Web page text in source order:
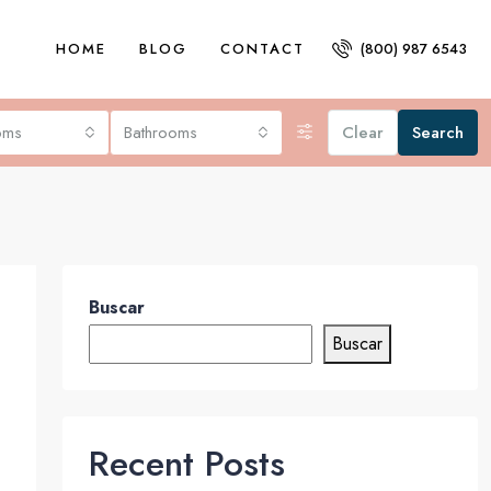
HOME BLOG CONTACT (800) 987 6543
Bathrooms Clear Search
Buscar
Buscar
Recent Posts